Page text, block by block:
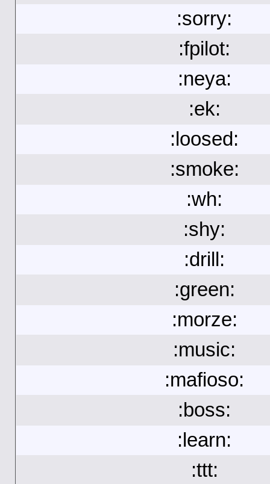
:sorry:
:fpilot:
:neya:
:ek:
:loosed:
:smoke:
:wh:
:shy:
:drill:
:green:
:morze:
:music:
:mafioso:
:boss:
:learn:
:ttt: